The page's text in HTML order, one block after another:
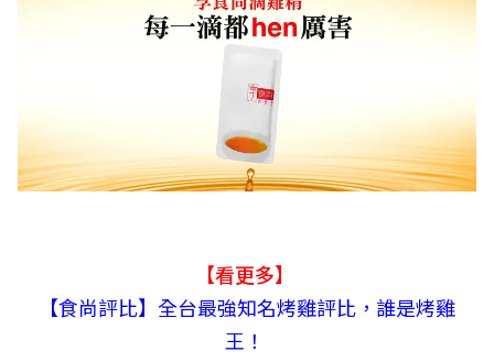
【看更多】
【食尚評比】全台最強知名烤雞評比，誰是烤雞
王！